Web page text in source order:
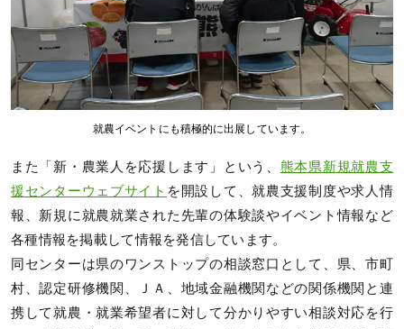
就農イベントにも積極的に出展しています。
また「新・農業人を応援します」という、 熊本県新規就農支
援センターウェブサイト を開設して、就農支援制度や求人情
報、新規に就農就業された先輩の体験談やイベント情報など
各種情報を掲載して情報を発信しています。
同センターは県のワンストップの相談窓口として、県、市町
村、認定研修機関、ＪＡ、地域金融機関などの関係機関と連
携して就農・就業希望者に対して分かりやすい相談対応を行